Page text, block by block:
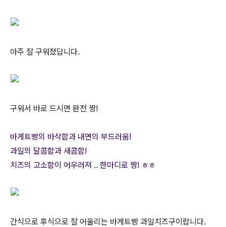
아주 잘 구워졌답니다.
구워서 바로 드시면 완전 짱!
바게트빵의 바삭함과 내면의 부드러움!
과일의 달콤함과 새콤함!
치즈의 고소함이 어우러져 .. 한마디로 짱! ㅎㅎ
간식으로 후식으로 잘 어울리는 바게트빵 과일치즈구이랍니다.